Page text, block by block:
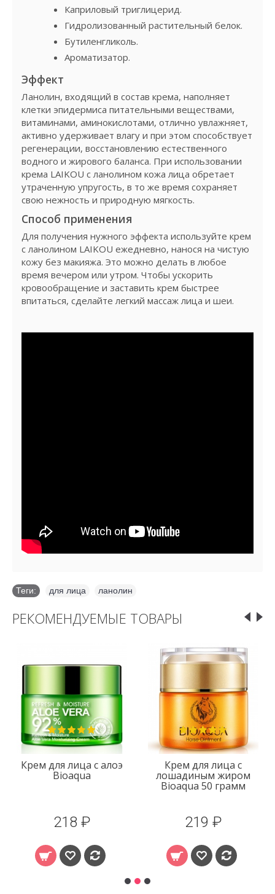
Каприловый триглицерид.
Гидролизованный растительный белок.
Бутиленгликоль.
Ароматизатор.
Эффект
Ланолин, входящий в состав крема, наполняет
клетки эпидермиса питательными веществами,
витаминами, аминокислотами, отлично увлажняет,
активно удерживает влагу и при этом способствует
регенерации, восстановлению естественного
водного и жирового баланса. При использовании
крема LAIKOU с ланолином кожа лица обретает
утраченную упругость, в то же время сохраняет
свою нежность и природную мягкость.
Способ применения
Для получения нужного эффекта используйте крем
с ланолином LAIKOU ежедневно, нанося на чистую
кожу без макияжа. Это можно делать в любое
время вечером или утром. Чтобы ускорить
кровообращение и заставить крем быстрее
впитаться, сделайте легкий массаж лица и шеи.
Теги: для лица ланолин
РЕКОМЕНДУЕМЫЕ ТОВАРЫ
Крем для лица с алоэ
Bioaqua
218 ₽
Крем для лица с
лошадиным жиром
Bioaqua 50 грамм
219 ₽